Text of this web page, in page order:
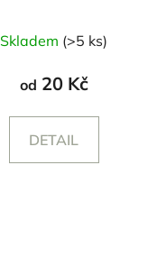
Skladem (>5 ks)
od 20 Kč
DETAIL